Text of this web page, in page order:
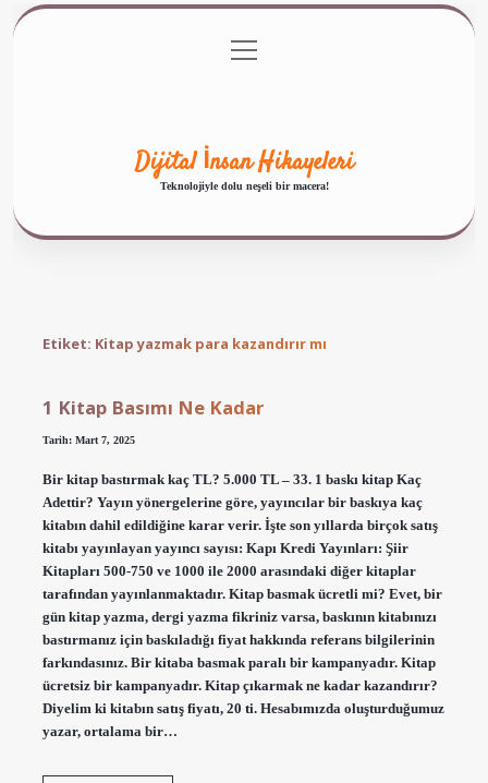
Gizlilik Politikası
menüyü
aç
Dijital İnsan Hikayeleri
Teknolojiyle dolu neşeli bir macera!
Etiket: Kitap yazmak para kazandırır mı
1 Kitap Basımı Ne Kadar
Tarih: Mart 7, 2025
Bir kitap bastırmak kaç TL? 5.000 TL – 33. 1 baskı kitap Kaç
Adettir? Yayın yönergelerine göre, yayıncılar bir baskıya kaç
kitabın dahil edildiğine karar verir. İşte son yıllarda birçok satış
kitabı yayınlayan yayıncı sayısı: Kapı Kredi Yayınları: Şiir
Kitapları 500-750 ve 1000 ile 2000 arasındaki diğer kitaplar
tarafından yayınlanmaktadır. Kitap basmak ücretli mi? Evet, bir
gün kitap yazma, dergi yazma fikriniz varsa, baskının kitabınızı
bastırmanız için baskıladığı fiyat hakkında referans bilgilerinin
farkındasınız. Bir kitaba basmak paralı bir kampanyadır. Kitap
ücretsiz bir kampanyadır. Kitap çıkarmak ne kadar kazandırır?
Diyelim ki kitabın satış fiyatı, 20 ti. Hesabımızda oluşturduğumuz
yazar, ortalama bir…